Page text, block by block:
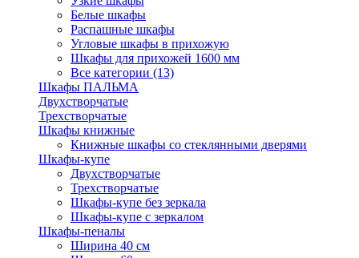
Белые шкафы
Распашные шкафы
Угловые шкафы в прихожую
Шкафы для прихожей 1600 мм
Все категории (13)
Шкафы ПАЛЬМА
Двухстворчатые
Трехстворчатые
Шкафы книжные
Книжные шкафы со стеклянными дверями
Шкафы-купе
Двухстворчатые
Трехстворчатые
Шкафы-купе без зеркала
Шкафы-купе с зеркалом
Шкафы-пеналы
Ширина 40 см